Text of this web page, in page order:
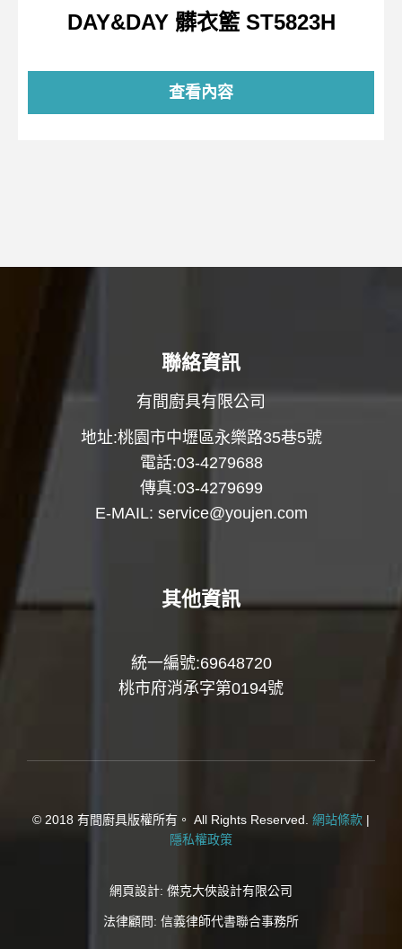
DAY&DAY 髒衣籃 ST5823H
查看內容
聯絡資訊
有間廚具有限公司
地址:桃園市中壢區永樂路35巷5號
電話:03-4279688
傳真:03-4279699
E-MAIL: service@youjen.com
其他資訊
統一編號:69648720
桃市府消承字第0194號
© 2018 有間廚具版權所有。 All Rights Reserved. 網站條款 |
隱私權政策
網頁設計: 傑克大俠設計有限公司
法律顧問: 信義律師代書聯合事務所